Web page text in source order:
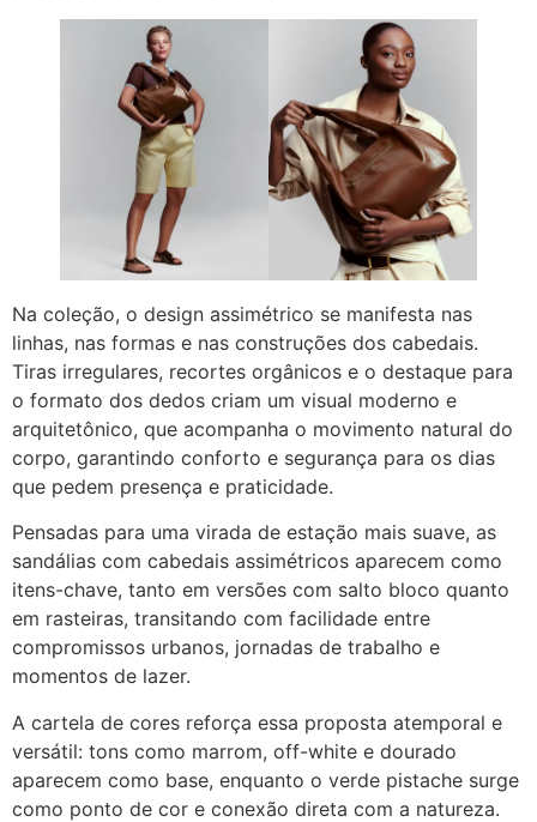
Na coleção, o design assimétrico se manifesta nas
linhas, nas formas e nas construções dos cabedais.
Tiras irregulares, recortes orgânicos e o destaque para
o formato dos dedos criam um visual moderno e
arquitetônico, que acompanha o movimento natural do
corpo, garantindo conforto e segurança para os dias
que pedem presença e praticidade.
Pensadas para uma virada de estação mais suave, as
sandálias com cabedais assimétricos aparecem como
itens-chave, tanto em versões com salto bloco quanto
em rasteiras, transitando com facilidade entre
compromissos urbanos, jornadas de trabalho e
momentos de lazer.
A cartela de cores reforça essa proposta atemporal e
versátil: tons como marrom, off-white e dourado
aparecem como base, enquanto o verde pistache surge
como ponto de cor e conexão direta com a natureza.